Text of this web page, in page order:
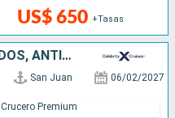
US$ 650 +Tasas
PUERTO RICO, ESTADOS UNIDOS, ANTIGUA Y BARBUDA, DOMINICA, SANTA LUCIA, GRENADA
San Juan 06/02/2027
Crucero Premium